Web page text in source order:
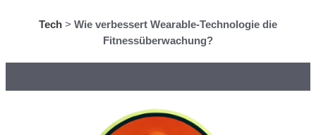
Tech > Wie verbessert Wearable-Technologie die
Fitnessüberwachung?